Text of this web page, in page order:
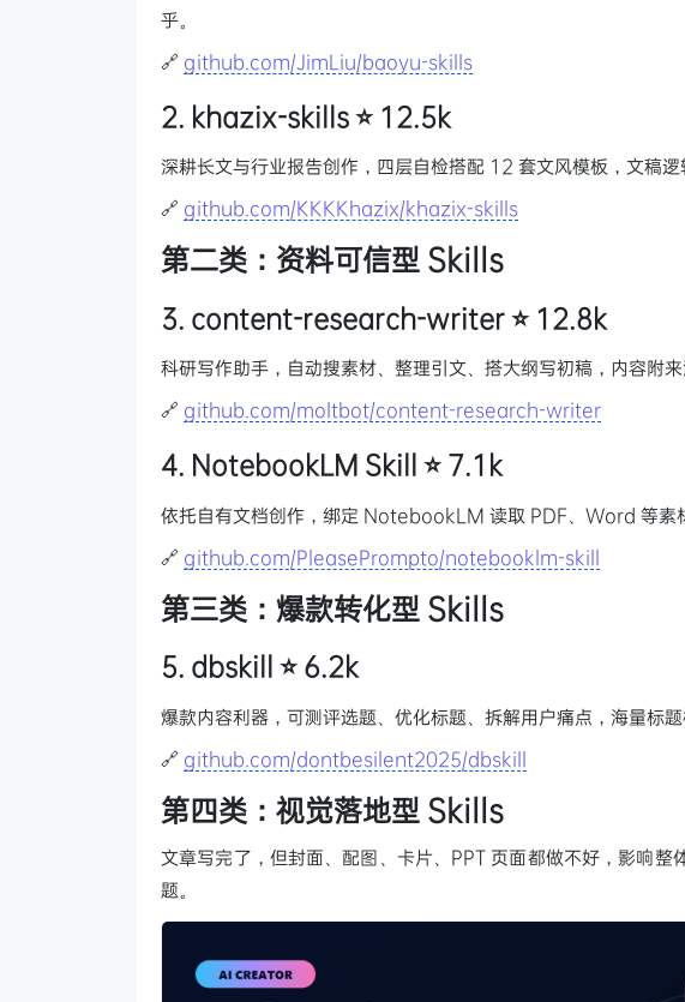
乎。
🔗 github.com/JimLiu/baoyu-skills
2. khazix-skills ⭐ 12.5k
深耕长文与行业报告创作，四层自检搭配 12 套文风模板，文稿逻
🔗 github.com/KKKKhazix/khazix-skills
第二类：资料可信型 Skills
3. content-research-writer ⭐ 12.8k
科研写作助手，自动搜素材、整理引文、搭大纲写初稿，内容附来
🔗 github.com/moltbot/content-research-writer
4. NotebookLM Skill ⭐ 7.1k
依托自有文档创作，绑定 NotebookLM 读取 PDF、Word 等素
🔗 github.com/PleasePrompto/notebooklm-skill
第三类：爆款转化型 Skills
5. dbskill ⭐ 6.2k
爆款内容利器，可测评选题、优化标题、拆解用户痛点，海量标
🔗 github.com/dontbesilent2025/dbskill
第四类：视觉落地型 Skills
文章写完了，但封面、配图、卡片、PPT 页面都做不好，影响
题。